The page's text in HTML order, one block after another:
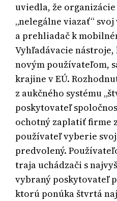
uviedla, že
„nelegálne viazať“
a prehliadač k
Vyhľadávacie
novým používateľom,
krajine v EÚ.
z aukčného systému
poskytovateľ
ochotný zaplatiť firme
používateľ vyberie
predvolený.
traja uchádzači s
vybraný poskytovateľ
ktorú ponúka štvrtá